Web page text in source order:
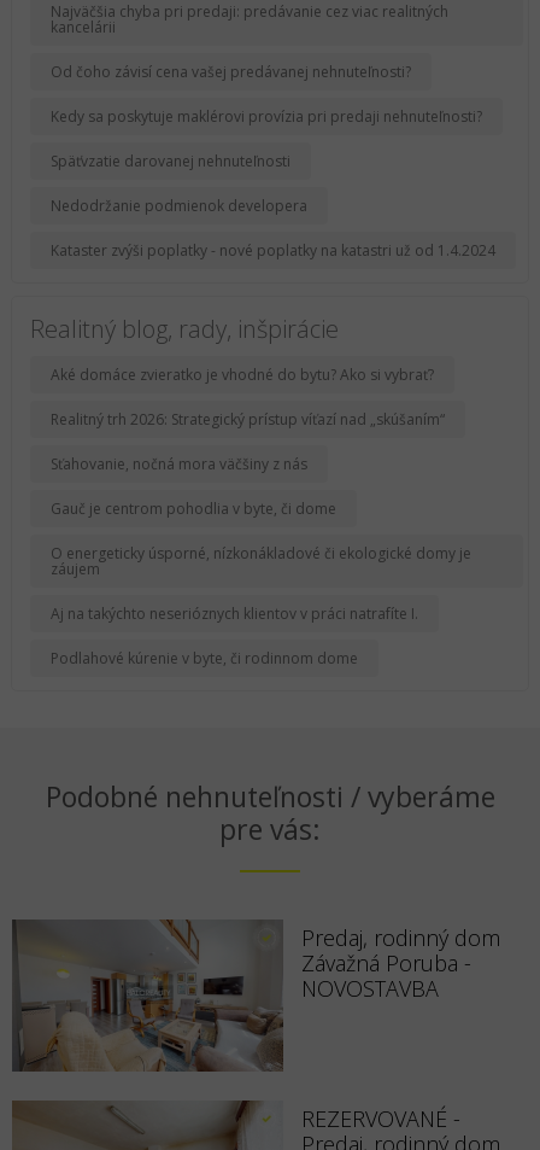
Najväčšia chyba pri predaji: predávanie cez viac realitných
kancelárii
Od čoho závisí cena vašej predávanej nehnuteľnosti?
Kedy sa poskytuje maklérovi provízia pri predaji nehnuteľnosti?
Späťvzatie darovanej nehnuteľnosti
Nedodržanie podmienok developera
Kataster zvýši poplatky - nové poplatky na katastri už od 1.4.2024
Realitný blog, rady, inšpirácie
Aké domáce zvieratko je vhodné do bytu? Ako si vybrať?
Realitný trh 2026: Strategický prístup víťazí nad „skúšaním“
Sťahovanie, nočná mora väčšiny z nás
Gauč je centrom pohodlia v byte, či dome
O energeticky úsporné, nízkonákladové či ekologické domy je
záujem
Aj na takýchto neserióznych klientov v práci natrafíte I.
Podlahové kúrenie v byte, či rodinnom dome
Podobné nehnuteľnosti / vyberáme
pre vás:
Predaj, rodinný dom
Závažná Poruba -
NOVOSTAVBA
REZERVOVANÉ -
Predaj, rodinný dom